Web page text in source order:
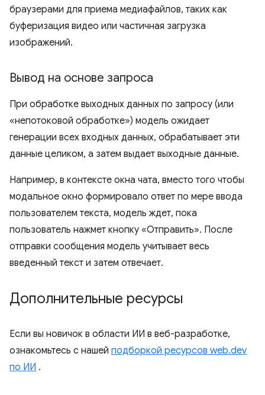
браузерами для приема медиафайлов, таких как
буферизация видео или частичная загрузка
изображений.
Вывод на основе запроса
При обработке выходных данных по запросу (или
«непотоковой обработке») модель ожидает
генерации всех входных данных, обрабатывает эти
данные целиком, а затем выдает выходные данные.
Например, в контексте окна чата, вместо того чтобы
модальное окно формировало ответ по мере ввода
пользователем текста, модель ждет, пока
пользователь нажмет кнопку «Отправить». После
отправки сообщения модель учитывает весь
введенный текст и затем отвечает.
Дополнительные ресурсы
Если вы новичок в области ИИ в веб-разработке,
ознакомьтесь с нашей подборкой ресурсов web.dev
по ИИ .